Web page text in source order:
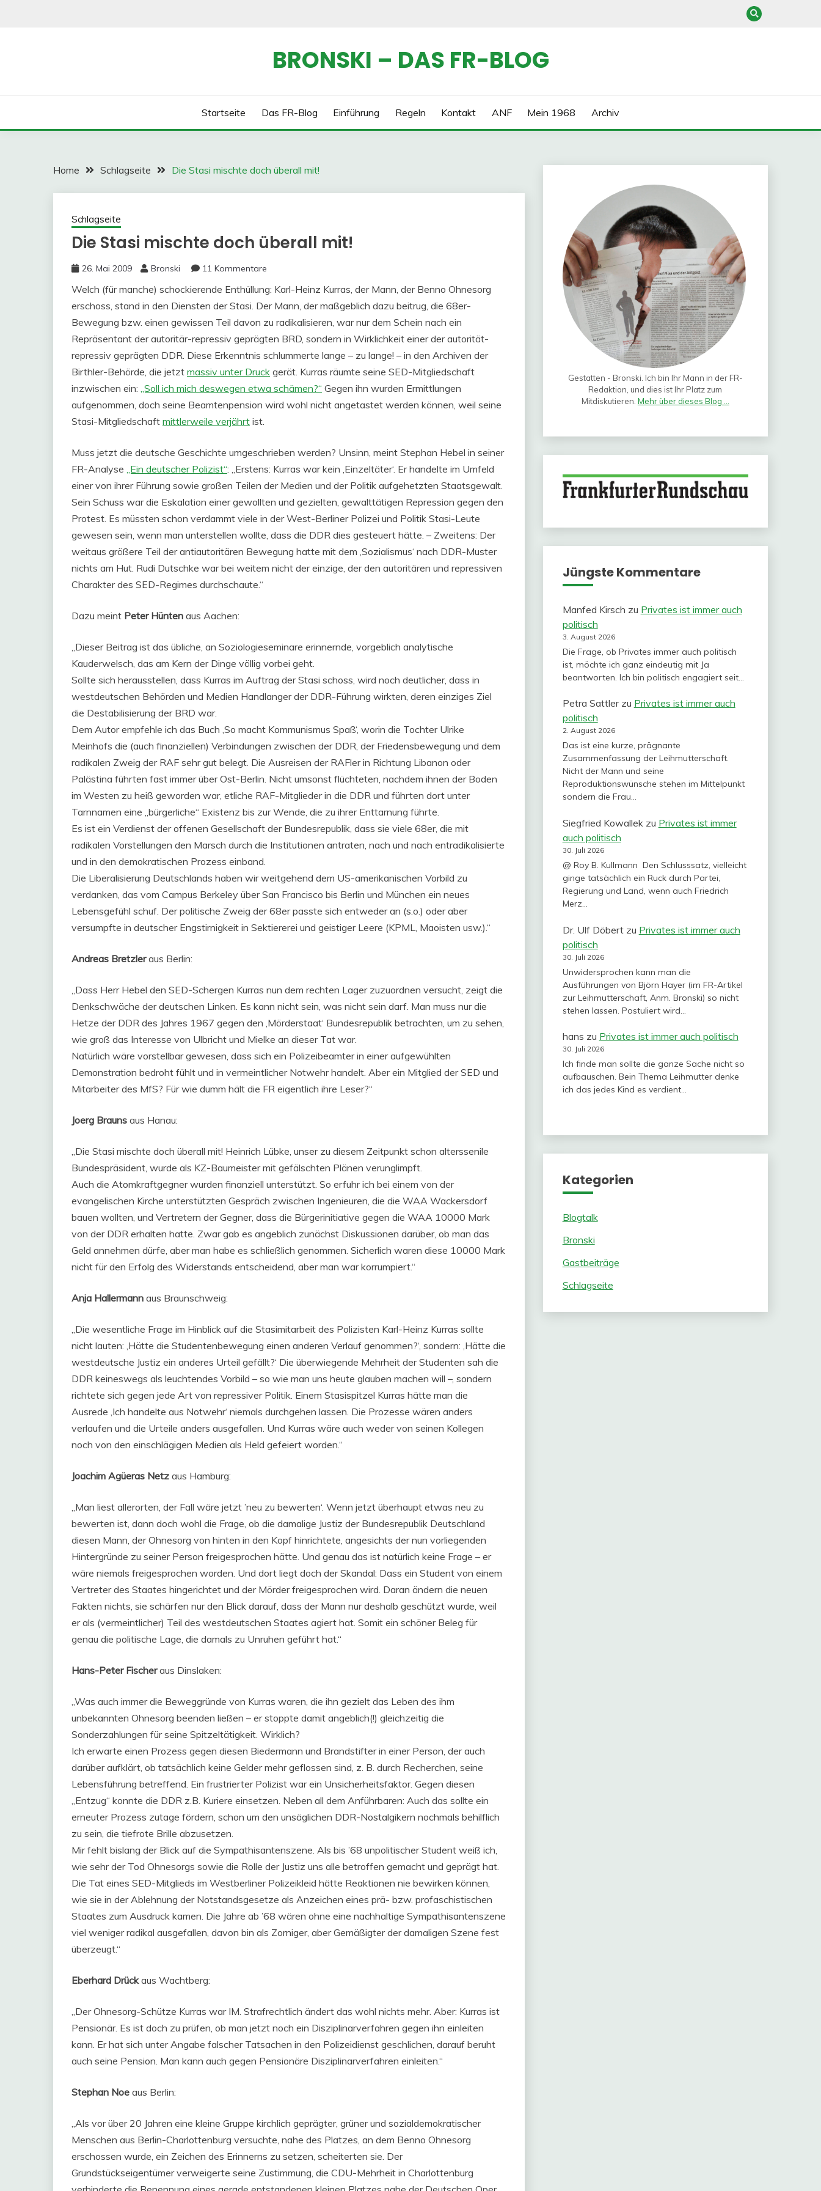
BRONSKI – DAS FR-BLOG
Startseite Das FR-Blog Einführung Regeln Kontakt ANF Mein 1968 Archiv
Home Schlagseite Die Stasi mischte doch überall mit!
Schlagseite
Die Stasi mischte doch überall mit!
26. Mai 2009 Bronski 11 Kommentare
Welch (für manche) schockierende Enthüllung: Karl-Heinz Kurras, der Mann, der Benno Ohnesorg
erschoss, stand in den Diensten der Stasi. Der Mann, der maßgeblich dazu beitrug, die 68er-
Bewegung bzw. einen gewissen Teil davon zu radikalisieren, war nur dem Schein nach ein
Repräsentant der autoritär-repressiv geprägten BRD, sondern in Wirklichkeit einer der autorität-
repressiv geprägten DDR. Diese Erkenntnis schlummerte lange – zu lange! – in den Archiven der
Birthler-Behörde, die jetzt massiv unter Druck gerät. Kurras räumte seine SED-Mitgliedschaft
inzwischen ein: „Soll ich mich deswegen etwa schämen?“ Gegen ihn wurden Ermittlungen
aufgenommen, doch seine Beamtenpension wird wohl nicht angetastet werden können, weil seine
Stasi-Mitgliedschaft mittlerweile verjährt ist.
Muss jetzt die deutsche Geschichte umgeschrieben werden? Unsinn, meint Stephan Hebel in seiner
FR-Analyse „Ein deutscher Polizist“: „Erstens: Kurras war kein ‚Einzeltäter‘. Er handelte im Umfeld
einer von ihrer Führung sowie großen Teilen der Medien und der Politik aufgehetzten Staatsgewalt.
Sein Schuss war die Eskalation einer gewollten und gezielten, gewalttätigen Repression gegen den
Protest. Es müssten schon verdammt viele in der West-Berliner Polizei und Politik Stasi-Leute
gewesen sein, wenn man unterstellen wollte, dass die DDR dies gesteuert hätte. – Zweitens: Der
weitaus größere Teil der antiautoritären Bewegung hatte mit dem ‚Sozialismus‘ nach DDR-Muster
nichts am Hut. Rudi Dutschke war bei weitem nicht der einzige, der den autoritären und repressiven
Charakter des SED-Regimes durchschaute.“
Dazu meint Peter Hünten aus Aachen:
„Dieser Beitrag ist das übliche, an Soziologieseminare erinnernde, vorgeblich analytische
Kauderwelsch, das am Kern der Dinge völlig vorbei geht.
Sollte sich herausstellen, dass Kurras im Auftrag der Stasi schoss, wird noch deutlicher, dass in
westdeutschen Behörden und Medien Handlanger der DDR-Führung wirkten, deren einziges Ziel
die Destabilisierung der BRD war.
Dem Autor empfehle ich das Buch ‚So macht Kommunismus Spaß‘, worin die Tochter Ulrike
Meinhofs die (auch finanziellen) Verbindungen zwischen der DDR, der Friedensbewegung und dem
radikalen Zweig der RAF sehr gut belegt. Die Ausreisen der RAFler in Richtung Libanon oder
Palästina führten fast immer über Ost-Berlin. Nicht umsonst flüchteten, nachdem ihnen der Boden
im Westen zu heiß geworden war, etliche RAF-Mitglieder in die DDR und führten dort unter
Tarnnamen eine „bürgerliche“ Existenz bis zur Wende, die zu ihrer Enttarnung führte.
Es ist ein Verdienst der offenen Gesellschaft der Bundesrepublik, dass sie viele 68er, die mit
radikalen Vorstellungen den Marsch durch die Institutionen antraten, nach und nach entradikalisierte
und in den demokratischen Prozess einband.
Die Liberalisierung Deutschlands haben wir weitgehend dem US-amerikanischen Vorbild zu
verdanken, das vom Campus Berkeley über San Francisco bis Berlin und München ein neues
Lebensgefühl schuf. Der politische Zweig der 68er passte sich entweder an (s.o.) oder aber
versumpfte in deutscher Engstirnigkeit in Sektiererei und geistiger Leere (KPML, Maoisten usw.).“
Andreas Bretzleraus Berlin:
„Dass Herr Hebel den SED-Schergen Kurras nun dem rechten Lager zuzuordnen versucht, zeigt die
Denkschwäche der deutschen Linken. Es kann nicht sein, was nicht sein darf. Man muss nur die
Hetze der DDR des Jahres 1967 gegen den ‚Mörderstaat‘ Bundesrepublik betrachten, um zu sehen,
wie groß das Interesse von Ulbricht und Mielke an dieser Tat war.
Natürlich wäre vorstellbar gewesen, dass sich ein Polizeibeamter in einer aufgewühlten
Demonstration bedroht fühlt und in vermeintlicher Notwehr handelt. Aber ein Mitglied der SED und
Mitarbeiter des MfS? Für wie dumm hält die FR eigentlich ihre Leser?“
Joerg Brauns aus Hanau:
„Die Stasi mischte doch überall mit! Heinrich Lübke, unser zu diesem Zeitpunkt schon alterssenile
Bundespräsident, wurde als KZ-Baumeister mit gefälschten Plänen verunglimpft.
Auch die Atomkraftgegner wurden finanziell unterstützt. So erfuhr ich bei einem von der
evangelischen Kirche unterstützten Gespräch zwischen Ingenieuren, die die WAA Wackersdorf
bauen wollten, und Vertretern der Gegner, dass die Bürgerinitiative gegen die WAA 10000 Mark
von der DDR erhalten hatte. Zwar gab es angeblich zunächst Diskussionen darüber, ob man das
Geld annehmen dürfe, aber man habe es schließlich genommen. Sicherlich waren diese 10000 Mark
nicht für den Erfolg des Widerstands entscheidend, aber man war korrumpiert.“
Anja Hallermann aus Braunschweig:
„Die wesentliche Frage im Hinblick auf die Stasimitarbeit des Polizisten Karl-Heinz Kurras sollte
nicht lauten: ‚Hätte die Studentenbewegung einen anderen Verlauf genommen?‘, sondern: ‚Hätte die
westdeutsche Justiz ein anderes Urteil gefällt?‘ Die überwiegende Mehrheit der Studenten sah die
DDR keineswegs als leuchtendes Vorbild – so wie man uns heute glauben machen will –, sondern
richtete sich gegen jede Art von repressiver Politik. Einem Stasispitzel Kurras hätte man die
Ausrede ‚Ich handelte aus Notwehr‘ niemals durchgehen lassen. Die Prozesse wären anders
verlaufen und die Urteile anders ausgefallen. Und Kurras wäre auch weder von seinen Kollegen
noch von den einschlägigen Medien als Held gefeiert worden.“
Joachim Agüeras Netz aus Hamburg:
„Man liest allerorten, der Fall wäre jetzt ’neu zu bewerten‘. Wenn jetzt überhaupt etwas neu zu
bewerten ist, dann doch wohl die Frage, ob die damalige Justiz der Bundesrepublik Deutschland
diesen Mann, der Ohnesorg von hinten in den Kopf hinrichtete, angesichts der nun vorliegenden
Hintergründe zu seiner Person freigesprochen hätte. Und genau das ist natürlich keine Frage – er
wäre niemals freigesprochen worden. Und dort liegt doch der Skandal: Dass ein Student von einem
Vertreter des Staates hingerichtet und der Mörder freigesprochen wird. Daran ändern die neuen
Fakten nichts, sie schärfen nur den Blick darauf, dass der Mann nur deshalb geschützt wurde, weil
er als (vermeintlicher) Teil des westdeutschen Staates agiert hat. Somit ein schöner Beleg für
genau die politische Lage, die damals zu Unruhen geführt hat.“
Hans-Peter Fischeraus Dinslaken:
„Was auch immer die Beweggründe von Kurras waren, die ihn gezielt das Leben des ihm
unbekannten Ohnesorg beenden ließen – er stoppte damit angeblich(!) gleichzeitig die
Sonderzahlungen für seine Spitzeltätigkeit. Wirklich?
Ich erwarte einen Prozess gegen diesen Biedermann und Brandstifter in einer Person, der auch
darüber aufklärt, ob tatsächlich keine Gelder mehr geflossen sind, z. B. durch Recherchen, seine
Lebensführung betreffend. Ein frustrierter Polizist war ein Unsicherheitsfaktor. Gegen diesen
„Entzug“ konnte die DDR z.B. Kuriere einsetzen. Neben all dem Anführbaren: Auch das sollte ein
erneuter Prozess zutage fördern, schon um den unsäglichen DDR-Nostalgikern nochmals behilflich
zu sein, die tiefrote Brille abzusetzen.
Mir fehlt bislang der Blick auf die Sympathisantenszene. Als bis ’68 unpolitischer Student weiß ich,
wie sehr der Tod Ohnesorgs sowie die Rolle der Justiz uns alle betroffen gemacht und geprägt hat.
Die Tat eines SED-Mitglieds im Westberliner Polizeikleid hätte Reaktionen nie bewirken können,
wie sie in der Ablehnung der Notstandsgesetze als Anzeichen eines prä- bzw. profaschistischen
Staates zum Ausdruck kamen. Die Jahre ab ’68 wären ohne eine nachhaltige Sympathisantenszene
viel weniger radikal ausgefallen, davon bin als Zorniger, aber Gemäßigter der damaligen Szene fest
überzeugt.“
Eberhard Drückaus Wachtberg:
„Der Ohnesorg-Schütze Kurras war IM. Strafrechtlich ändert das wohl nichts mehr. Aber: Kurras ist
Pensionär. Es ist doch zu prüfen, ob man jetzt noch ein Disziplinarverfahren gegen ihn einleiten
kann. Er hat sich unter Angabe falscher Tatsachen in den Polizeidienst geschlichen, darauf beruht
auch seine Pension. Man kann auch gegen Pensionäre Disziplinarverfahren einleiten.“
Stephan Noe aus Berlin:
„Als vor über 20 Jahren eine kleine Gruppe kirchlich geprägter, grüner und sozialdemokratischer
Menschen aus Berlin-Charlottenburg versuchte, nahe des Platzes, an dem Benno Ohnesorg
erschossen wurde, ein Zeichen des Erinnerns zu setzen, scheiterten sie. Der
Grundstückseigentümer verweigerte seine Zustimmung, die CDU-Mehrheit in Charlottenburg
Gestatten - Bronski. Ich bin Ihr Mann in der FR-
Redaktion, und dies ist Ihr Platz zum
Mitdiskutieren. Mehr über dieses Blog ...
Jüngste Kommentare
Manfed Kirsch zu Privates ist immer auch
politisch
3. August 2026
Die Frage, ob Privates immer auch politisch
ist, möchte ich ganz eindeutig mit Ja
beantworten. Ich bin politisch engagiert seit…
Petra Sattlerzu Privates ist immer auch
politisch
2. August 2026
Das ist eine kurze, prägnante
Zusammenfassung der Leihmutterschaft.
Nicht der Mann und seine
Reproduktionswünsche stehen im Mittelpunkt
sondern die Frau…
Siegfried Kowallekzu Privates ist immer
auch politisch
30. Juli 2026
@ Roy B. Kullmann Den Schlusssatz, vielleicht
ginge tatsächlich ein Ruck durch Partei,
Regierung und Land, wenn auch Friedrich
Merz…
Dr. Ulf Döbertzu Privates ist immer auch
politisch
30. Juli 2026
Unwidersprochen kann man die
Ausführungen von Björn Hayer (im FR-Artikel
zur Leihmutterschaft, Anm. Bronski) so nicht
stehen lassen. Postuliert wird…
hans zu Privates ist immer auch politisch
30. Juli 2026
Ich finde man sollte die ganze Sache nicht so
aufbauschen. Bein Thema Leihmutter denke
ich das jedes Kind es verdient…
Kategorien
Blogtalk
Bronski
Gastbeiträge
Schlagseite